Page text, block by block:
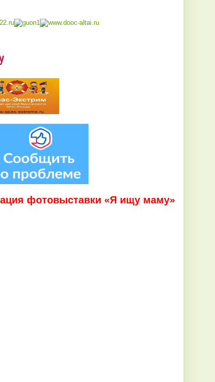
фотовыставки «Я ищу маму»